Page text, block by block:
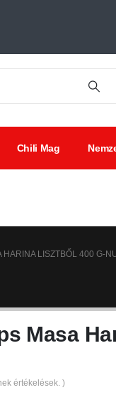
Chili Mag
HARINA LISZTBŐL 400 G-
Masa
értékelések. )